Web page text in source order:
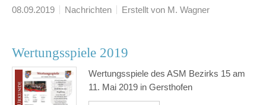
08.09.2019 Nachrichten Erstellt von M. Wagner
Wertungsspiele 2019
Wertungsspiele des ASM Bezirks 15 am
11. Mai 2019 in Gersthofen